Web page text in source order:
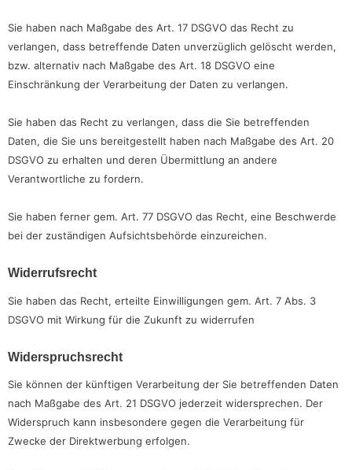
Sie haben nach Maßgabe des Art. 17 DSGVO das Recht zu
verlangen, dass betreffende Daten unverzüglich gelöscht werden,
bzw. alternativ nach Maßgabe des Art. 18 DSGVO eine
Einschränkung der Verarbeitung der Daten zu verlangen.
Sie haben das Recht zu verlangen, dass die Sie betreffenden
Daten, die Sie uns bereitgestellt haben nach Maßgabe des Art. 20
DSGVO zu erhalten und deren Übermittlung an andere
Verantwortliche zu fordern.
Sie haben ferner gem. Art. 77 DSGVO das Recht, eine Beschwerde
bei der zuständigen Aufsichtsbehörde einzureichen.
Widerrufsrecht
Sie haben das Recht, erteilte Einwilligungen gem. Art. 7 Abs. 3
DSGVO mit Wirkung für die Zukunft zu widerrufen
Widerspruchsrecht
Sie können der künftigen Verarbeitung der Sie betreffenden Daten
nach Maßgabe des Art. 21 DSGVO jederzeit widersprechen. Der
Widerspruch kann insbesondere gegen die Verarbeitung für
Zwecke der Direktwerbung erfolgen.